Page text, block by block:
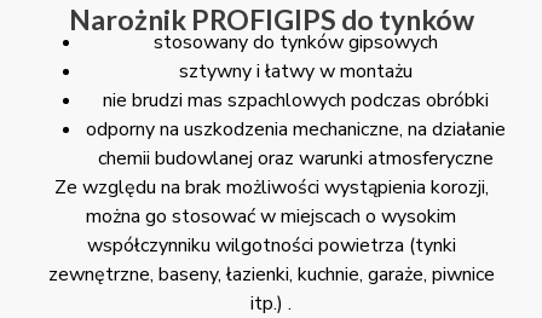
Narożnik PROFIGIPS do tynków
stosowany do tynków gipsowych
sztywny i łatwy w montażu
nie brudzi mas szpachlowych podczas obróbki
odporny na uszkodzenia mechaniczne, na działanie
chemii budowlanej oraz warunki atmosferyczne
Ze względu na brak możliwości wystąpienia korozji,
można go stosować w miejscach o wysokim
współczynniku wilgotności powietrza (tynki
zewnętrzne, baseny, łazienki, kuchnie, garaże, piwnice
itp.) .